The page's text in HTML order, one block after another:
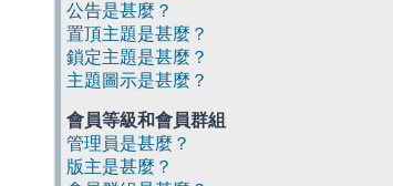
公告是甚麼？
置頂主題是甚麼？
鎖定主題是甚麼？
主題圖示是甚麼？
會員等級和會員群組
管理員是甚麼？
版主是甚麼？